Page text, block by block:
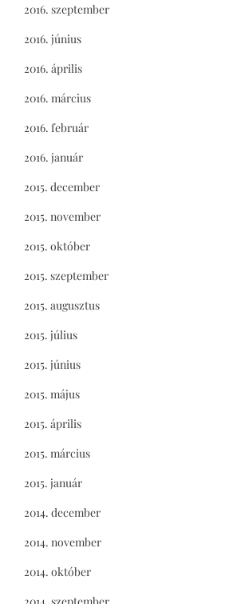
2016. szeptember
2016. június
2016. április
2016. március
2016. február
2016. január
2015. december
2015. november
2015. október
2015. szeptember
2015. augusztus
2015. július
2015. június
2015. május
2015. április
2015. március
2015. január
2014. december
2014. november
2014. október
2014. szeptember